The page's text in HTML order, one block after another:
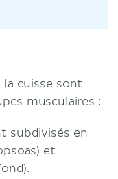
la cuisse sont
musculaires :
subdivisés en
et